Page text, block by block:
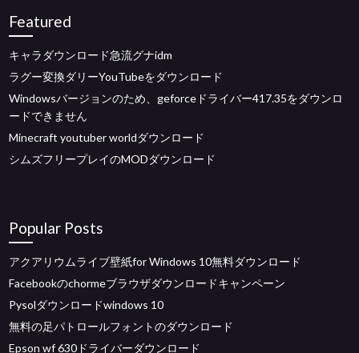
Featured
キャラダウンロード急流グナidm
ラグー変換ダリーYouTubeをダウンロード
Windowsバージョンのため、geforceドライバー417.35をダウンロ
ードできません
Minecraft youtuber worldダウンロード
シムズフリープレイのMODダウンロード
Popular Posts
アクアリウムライブ壁紙for Windows 10無料ダウンロード
Facebookのchormeブラウザダウンロードキャンペーン
Pysolダウンロードwindows 10
無料の足パトロールフォントのダウンロード
Epson wf 630ドライバーダウンロード